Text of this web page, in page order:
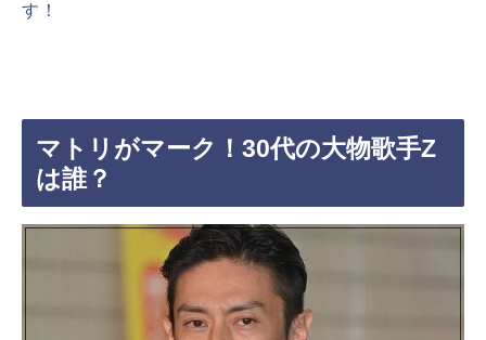
す！
マトリがマーク！30代の大物歌手Z
は誰？